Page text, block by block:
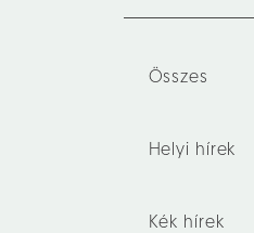
Összes
Helyi hírek
Kék hírek